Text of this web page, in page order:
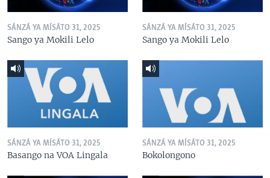
SÁNZÁ YA MÍSÁTO 31, 2025
Sango ya Mokili Lelo
SÁNZÁ YA MÍSÁTO 31, 2025
Sango ya Mokili Lelo
SÁNZÁ YA MÍSÁTO 31, 2025
Basango na VOA Lingala
SÁNZÁ YA MÍSÁTO 31, 2025
Bokolongono